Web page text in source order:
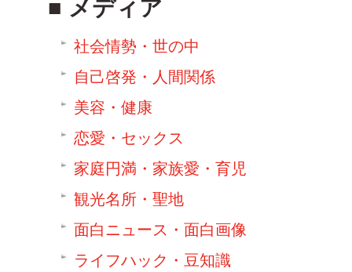
メディア
社会情勢・世の中
自己啓発・人間関係
美容・健康
恋愛・セックス
家庭円満・家族愛・育児
観光名所・聖地
面白ニュース・面白画像
ライフハック・豆知識